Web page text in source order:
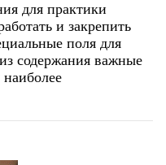
для практики
и закрепить
поля для
содержания важные